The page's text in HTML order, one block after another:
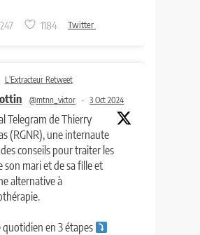
247 1184 Twitter
L'Extracteur Retweet
@mtnn_victor · 3 Oct 2024
Telegram de Thierry
(RGNR), une internaute
conseils pour traiter les
son mari et de sa fille et
alternative à
quotidien en 3 étapes